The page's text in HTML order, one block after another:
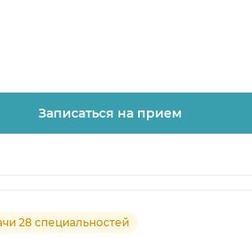
Записаться на прием
28 специальностей